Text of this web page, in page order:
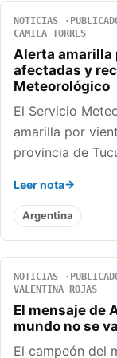
NOTICIAS
CAMILA TORRES
Alerta amarilla
afectadas y
Meteorológico
El Servicio
amarilla por
provincia de
Leer nota
Argentina
NOTICIAS
VALENTINA ROJAS
El mensaje de
mundo no se
El campeón del